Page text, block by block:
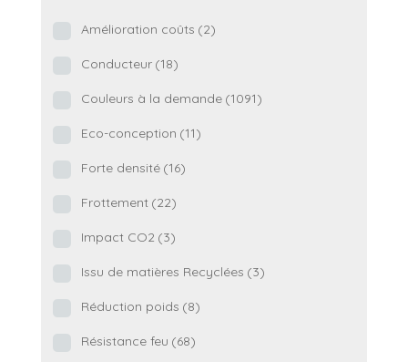
Amélioration coûts (2)
Conducteur (18)
Couleurs à la demande (1091)
Eco-conception (11)
Forte densité (16)
Frottement (22)
Impact CO2 (3)
Issu de matières Recyclées (3)
Réduction poids (8)
Résistance feu (68)